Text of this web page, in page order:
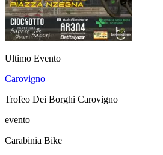
Ultimo Evento
Carovigno
Trofeo Dei Borghi Carovigno
evento
Carabinia Bike